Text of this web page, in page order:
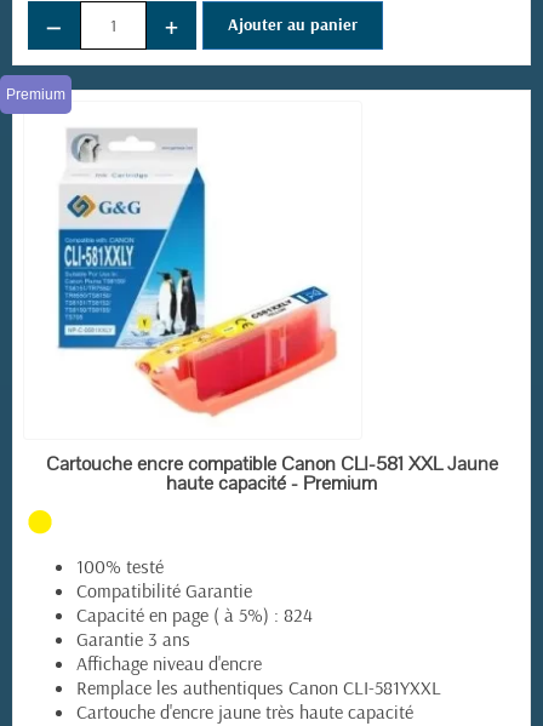
− + Ajouter au panier
EN STOCK
Premium
Cartouche encre compatible Canon CLI-581 XXL Jaune
haute capacité - Premium
100% testé
Compatibilité Garantie
Capacité en page ( à 5%) : 824
Garantie 3 ans
Affichage niveau d'encre
Remplace les authentiques Canon CLI-581YXXL
Cartouche d'encre jaune très haute capacité